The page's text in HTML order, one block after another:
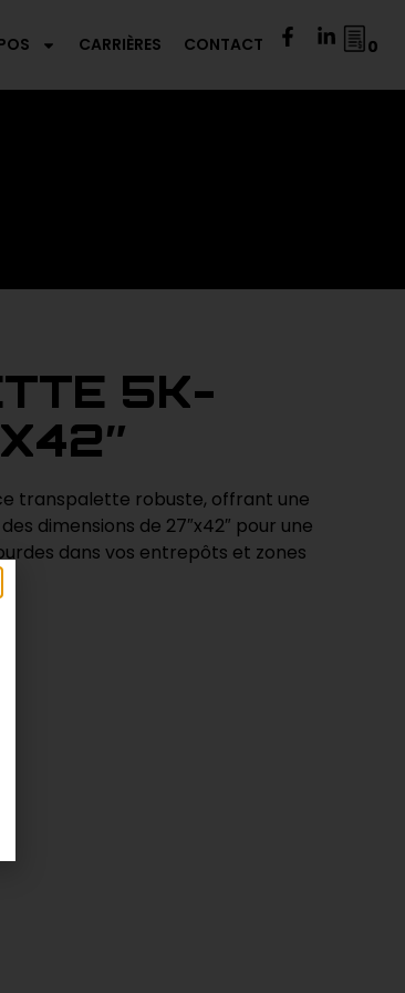
0
CARRIÈRES CONTACT
5K-
transpalette robuste, offrant une
dimensions de 27″x42″ pour une
dans vos entrepôts et zones